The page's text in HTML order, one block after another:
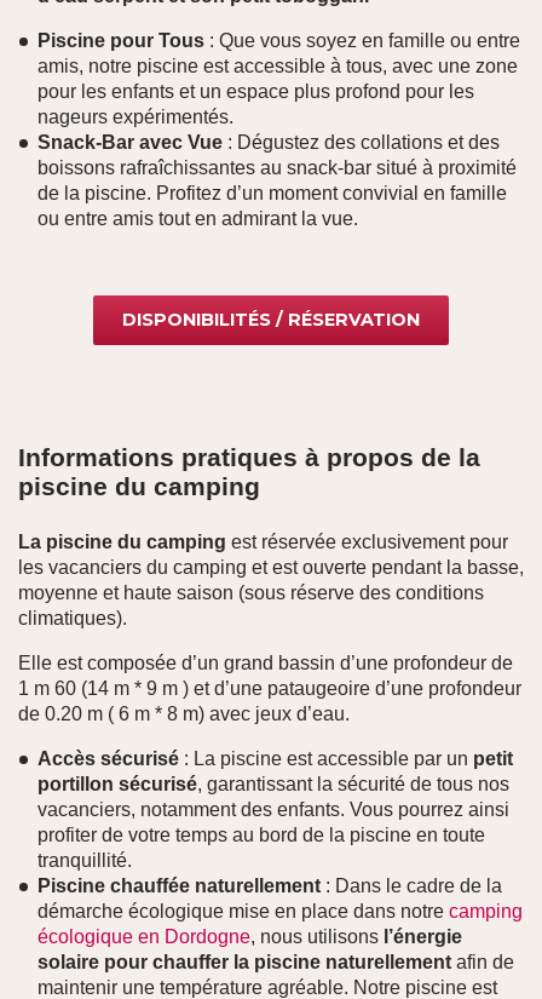
Piscine pour Tous : Que vous soyez en famille ou entre
amis, notre piscine est accessible à tous, avec une zone
pour les enfants et un espace plus profond pour les
nageurs expérimentés.
Snack-Bar avec Vue : Dégustez des collations et des
boissons rafraîchissantes au snack-bar situé à proximité
de la piscine. Profitez d’un moment convivial en famille
ou entre amis tout en admirant la vue.
DISPONIBILITÉS / RÉSERVATION
Informations pratiques à propos de la
piscine du camping
La piscine du camping est réservée exclusivement pour
les vacanciers du camping et est ouverte pendant la basse,
moyenne et haute saison (sous réserve des conditions
climatiques).
Elle est composée d’un grand bassin d’une profondeur de
1 m 60 (14 m * 9 m ) et d’une pataugeoire d’une profondeur
de 0.20 m ( 6 m * 8 m) avec jeux d’eau.
Accès sécurisé : La piscine est accessible par un petit
portillon sécurisé, garantissant la sécurité de tous nos
vacanciers, notamment des enfants. Vous pourrez ainsi
profiter de votre temps au bord de la piscine en toute
tranquillité.
Piscine chauffée naturellement : Dans le cadre de la
démarche écologique mise en place dans notre camping
écologique en Dordogne, nous utilisons l’énergie
solaire pour chauffer la piscine naturellement afin de
maintenir une température agréable. Notre piscine est